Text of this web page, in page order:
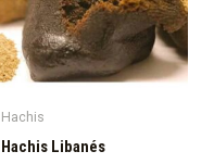
Hachis
Hachis Libanés